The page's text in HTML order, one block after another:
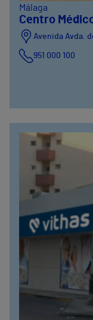
Málaga
Centro
Avenida Avda.
951 000 100
951 000 100